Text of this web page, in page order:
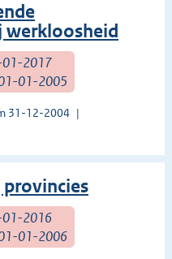
werkloosheid
01-2017
01-2005
31-12-2004
provincies
01-2016
01-2006